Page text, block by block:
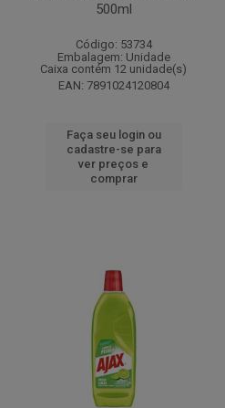
500ml
Código: 53734
Embalagem: Unidade
Caixa contém 12 unidade(s)
EAN: 7891024120804
Faça seu login ou
cadastre-se para
ver preços e
comprar